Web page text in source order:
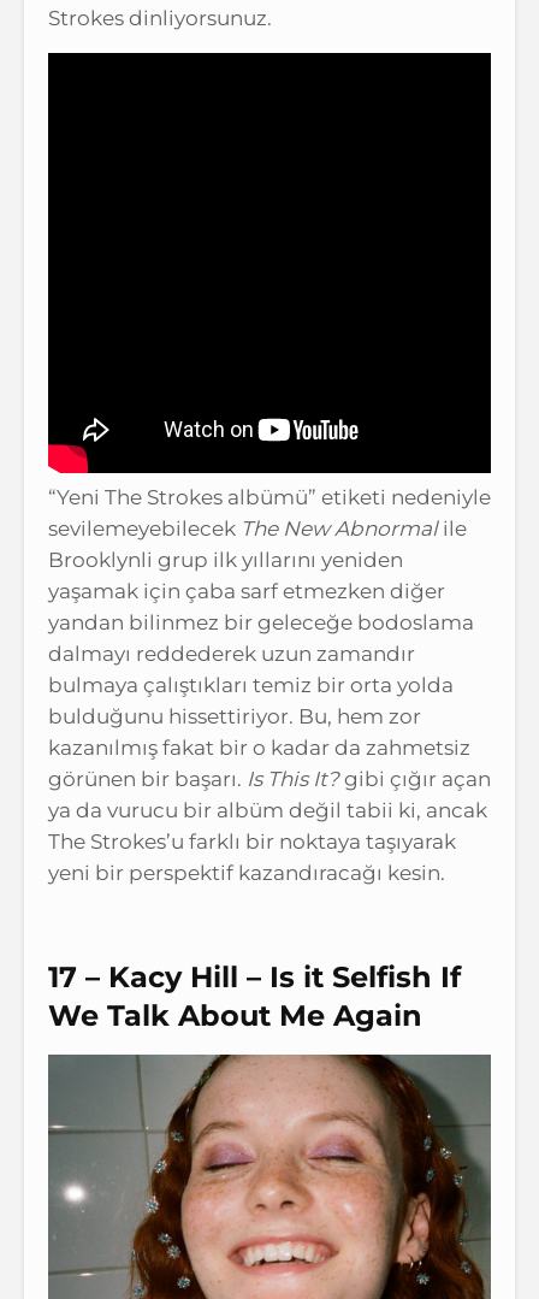
Strokes dinliyorsunuz.
“Yeni The Strokes albümü” etiketi nedeniyle
sevilemeyebilecek The New Abnormal ile
Brooklynli grup ilk yıllarını yeniden
yaşamak için çaba sarf etmezken diğer
yandan bilinmez bir geleceğe bodoslama
dalmayı reddederek uzun zamandır
bulmaya çalıştıkları temiz bir orta yolda
bulduğunu hissettiriyor. Bu, hem zor
kazanılmış fakat bir o kadar da zahmetsiz
görünen bir başarı. Is This It?gibi çığır açan
ya da vurucu bir albüm değil tabii ki, ancak
The Strokes’u farklı bir noktaya taşıyarak
yeni bir perspektif kazandıracağı kesin.
17 – Kacy Hill – Is it Selfish If
We Talk About Me Again